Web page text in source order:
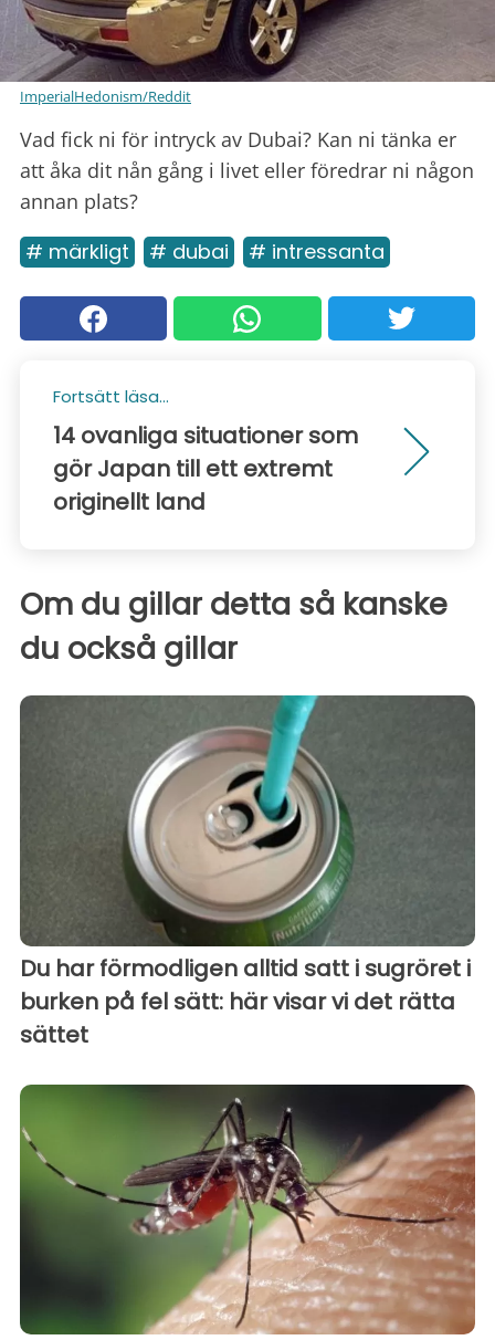
ImperialHedonism/Reddit
Vad fick ni för intryck av Dubai? Kan ni tänka er
att åka dit nån gång i livet eller föredrar ni någon
annan plats?
# märkligt # dubai # intressanta
Fortsätt läsa...
14 ovanliga situationer som
gör Japan till ett extremt
originellt land
Om du gillar detta så kanske
du också gillar
Du har förmodligen alltid satt i sugröret i
burken på fel sätt: här visar vi det rätta
sättet